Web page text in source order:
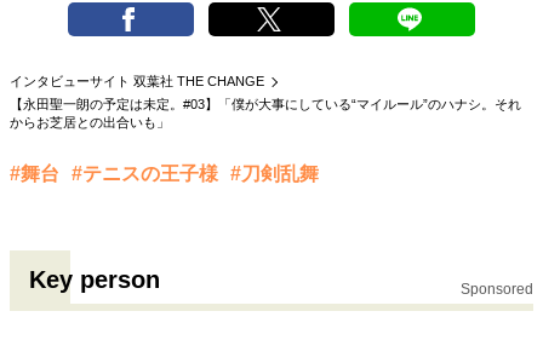
インタビューサイト 双葉社 THE CHANGE
【永田聖一朗の予定は未定。#03】「僕が大事にしている“マイルール”のハナシ。それ
からお芝居との出合いも」
#舞台 #テニスの王子様 #刀剣乱舞
Key person Sponsored